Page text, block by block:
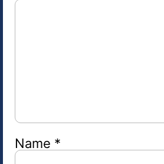
Name *